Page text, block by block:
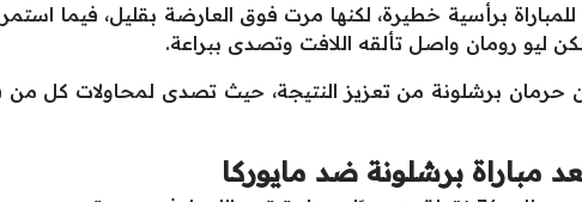
للمباراة برأسية خطيرة، لكنها مرت فوق العارضة بقليل، فيما
ليو رومان واصل تألقه اللافت وتصدى ببراعة.
حرمان برشلونة من تعزيز النتيجة، حيث تصدى لمحاولات كل من
مباراة برشلونة ضد مايوركا